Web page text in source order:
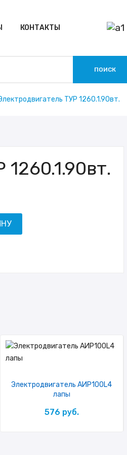
КОНТАКТЫ
ПОИСК
ТУР 1260.1.90вт.
Электродвигатель АИР100L4
лапы
576 руб.